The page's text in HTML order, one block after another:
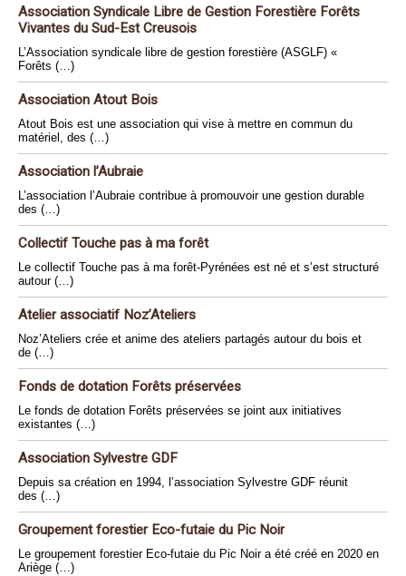
Association Syndicale Libre de Gestion Forestière Forêts
Vivantes du Sud-Est Creusois
L’Association syndicale libre de gestion forestière (ASGLF) «
Forêts (…)
Association Atout Bois
Atout Bois est une association qui vise à mettre en commun du
matériel, des (…)
Association l’Aubraie
L’association l’Aubraie contribue à promouvoir une gestion durable
des (…)
Collectif Touche pas à ma forêt
Le collectif Touche pas à ma forêt-Pyrénées est né et s’est structuré
autour (…)
Atelier associatif Noz’Ateliers
Noz’Ateliers crée et anime des ateliers partagés autour du bois et
de (…)
Fonds de dotation Forêts préservées
Le fonds de dotation Forêts préservées se joint aux initiatives
existantes (…)
Association Sylvestre GDF
Depuis sa création en 1994, l’association Sylvestre GDF réunit
des (…)
Groupement forestier Eco-futaie du Pic Noir
Le groupement forestier Eco-futaie du Pic Noir a été créé en 2020 en
Ariège (…)